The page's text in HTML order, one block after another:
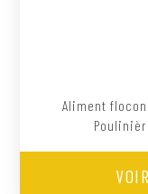
Aliment